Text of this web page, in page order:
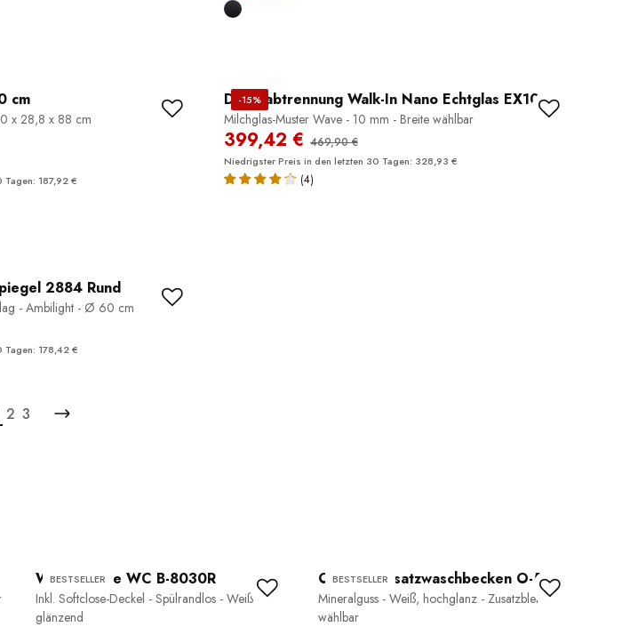
cm
x 28,8 x 88 cm
187,92 €
-15%
Duschabtrennung Walk-In Nano Echtglas EX101
Milchglas-Muster Wave - 10 mm - Breite wählbar
399,42 € 469,90 €
Niedrigster Preis in den letzten 30 Tagen: 328,93 €
(4)
2884 Rund
- Ambilight - Ø 60 cm
178,42 €
2 3
BESTSELLER
Wand-Hänge WC B-8030R
Inkl. Softclose-Deckel - Spülrandlos - Weiß
glänzend
BESTSELLER
Ovales Aufsatzwaschbecken O-540
Mineralguss - Weiß, hochglanz - Zusatzblende
wählbar